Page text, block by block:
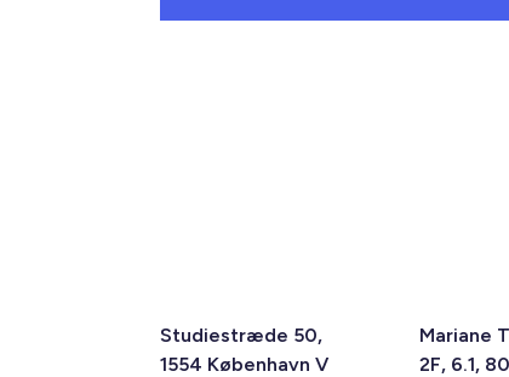
Studiestræde 50,
1554 København V
Mariane
2F, 6.1,